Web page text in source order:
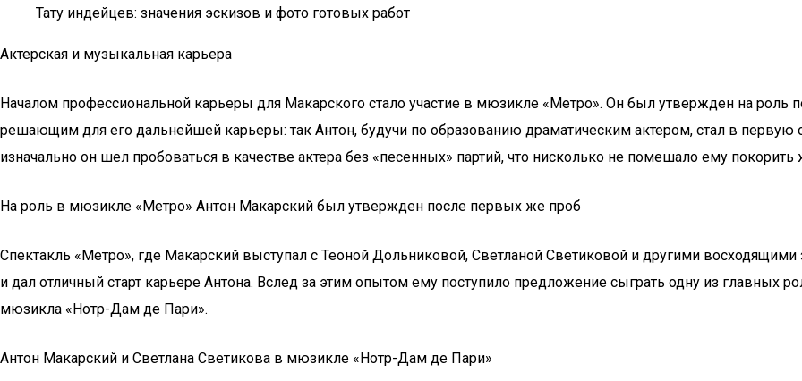
Тату индейцев: значения эскизов и фото готовых работ
Актерская и музыкальная карьера
Началом профессиональной карьеры для Макарского стало участие в мюзикле «Метро». Он был утвержден на роль
решающим для его дальнейшей карьеры: так Антон, будучи по образованию драматическим актером, стал в первую
изначально он шел пробоваться в качестве актера без «песенных» партий, что нисколько не помешало ему
На роль в мюзикле «Метро» Антон Макарский был утвержден после первых же проб
Спектакль «Метро», где Макарский выступал с Теоной Дольниковой, Светланой Светиковой и другими
и дал отличный старт карьере Антона. Вслед за этим опытом ему поступило предложение сыграть одну из главных
мюзикла «Нотр-Дам де Пари».
Антон Макарский и Светлана Светикова в мюзикле «Нотр-Дам де Пари»